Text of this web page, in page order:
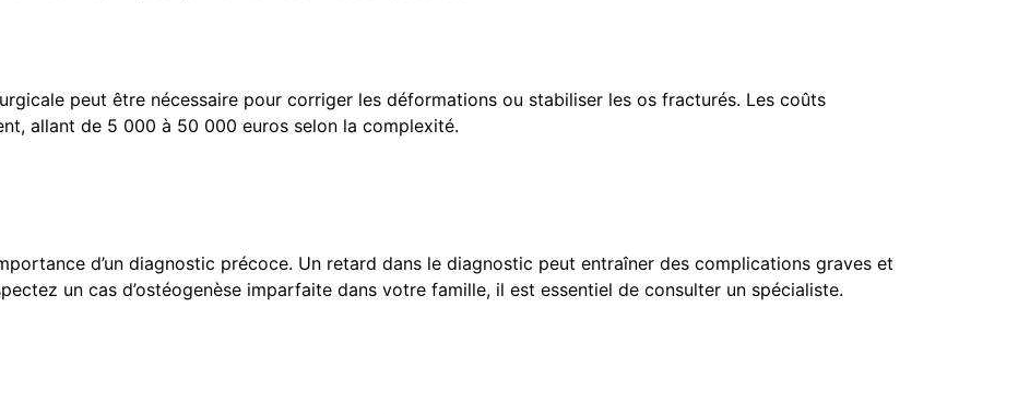
peut être nécessaire pour corriger les déformations ou stabiliser les os fracturés. Les coûts
allant de 5 000 à 50 000 euros selon la complexité.
d’un diagnostic précoce. Un retard dans le diagnostic peut entraîner des complications graves et
un cas d’ostéogenèse imparfaite dans votre famille, il est essentiel de consulter un spécialiste.